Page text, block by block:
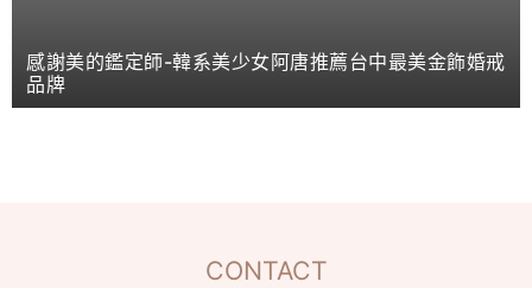
感謝美的鑑定師-韓系美少女阿唐推薦台中最美金飾婚戒
品牌
CONTACT